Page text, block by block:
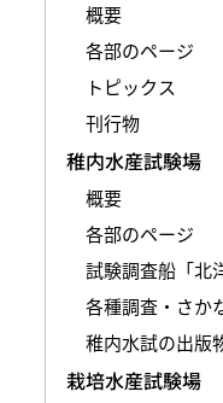
概要
各部のページ
トピックス
刊行物
稚内水産試験場
概要
各部のページ
試験調査船「北
各種調査・さか
稚内水試の出版
栽培水産試験場